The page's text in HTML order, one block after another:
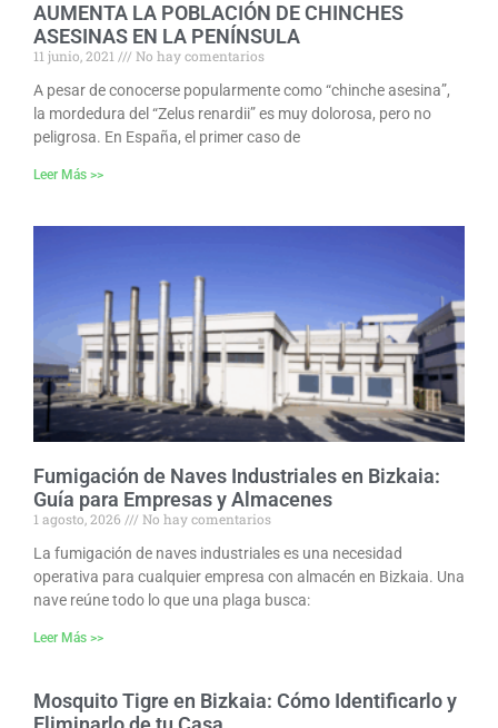
AUMENTA LA POBLACIÓN DE CHINCHES
ASESINAS EN LA PENÍNSULA
11 junio, 2021
No hay comentarios
A pesar de conocerse popularmente como “chinche asesina”,
la mordedura del “Zelus renardii” es muy dolorosa, pero no
peligrosa. En España, el primer caso de
Leer Más >>
Fumigación de Naves Industriales en Bizkaia:
Guía para Empresas y Almacenes
1 agosto, 2026
No hay comentarios
La fumigación de naves industriales es una necesidad
operativa para cualquier empresa con almacén en Bizkaia. Una
nave reúne todo lo que una plaga busca:
Leer Más >>
Mosquito Tigre en Bizkaia: Cómo Identificarlo y